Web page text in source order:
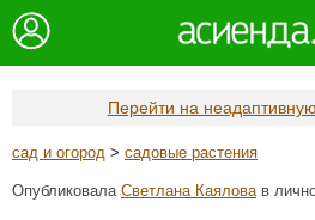
Перейти на
сад и огород > садовые растения
Опубликовала Светлана Каяловав